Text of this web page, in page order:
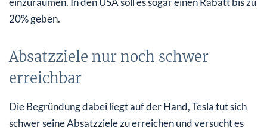
20% geben.
Absatzziele nur noch schwer
erreichbar
Die Begründung dabei liegt auf der Hand, Tesla tut sich
schwer seine Absatzziele zu erreichen und versucht es